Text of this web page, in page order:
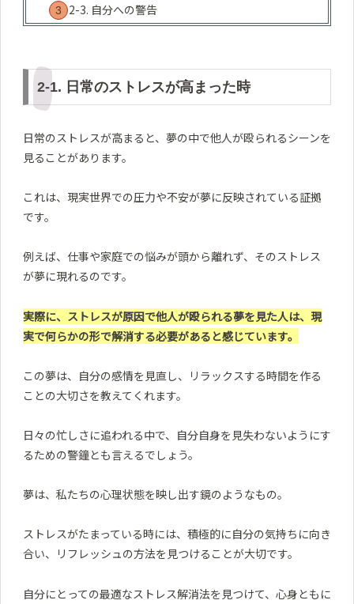
2-3. 自分への警告
2-1. 日常のストレスが高まった時
日常のストレスが高まると、夢の中で他人が殴られるシーンを
見ることがあります。
これは、現実世界での圧力や不安が夢に反映されている証拠
です。
例えば、仕事や家庭での悩みが頭から離れず、そのストレス
が夢に現れるのです。
実際に、ストレスが原因で他人が殴られる夢を見た人は、現
実で何らかの形で解消する必要があると感じています。
この夢は、自分の感情を見直し、リラックスする時間を作る
ことの大切さを教えてくれます。
日々の忙しさに追われる中で、自分自身を見失わないようにす
るための警鐘とも言えるでしょう。
夢は、私たちの心理状態を映し出す鏡のようなもの。
ストレスがたまっている時には、積極的に自分の気持ちに向き
合い、リフレッシュの方法を見つけることが大切です。
自分にとっての最適なストレス解消法を見つけて、心身ともに